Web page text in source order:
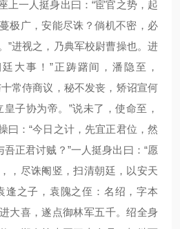
上一人挺身出曰：“宦官之势，起
极广，安能尽诛？倘机不密，必
”进视之，乃典军校尉曹操也。进
大事！”正踌躇间，潘隐至，
常侍商议，秘不发丧，矫诏宣何
子协为帝。”说未了，使命至，
曰：“今日之计，先宜正君位，然
吾正君讨贼？”一人挺身出曰：“愿
，尽诛阉竖，扫清朝廷，以安天
逢之子，袁隗之侄：名绍，字本
大喜，遂点御林军五千。绍全身